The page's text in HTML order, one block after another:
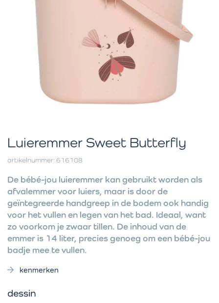
Luieremmer Sweet Butterfly
artikelnummer: 616108
De bébé-jou luieremmer kan gebruikt worden als
afvalemmer voor luiers, maar is door de
geïntegreerde handgreep in de bodem ook handig
voor het vullen en legen van het bad. Ideaal, want
zo voorkom je zwaar tillen. De inhoud van de
emmer is 14 liter, precies genoeg om een bébé-jou
badje mee te vullen.
kenmerken
dessin